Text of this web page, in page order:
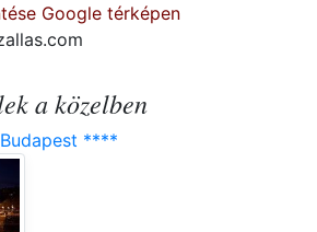
Google térképen
a közelben
****